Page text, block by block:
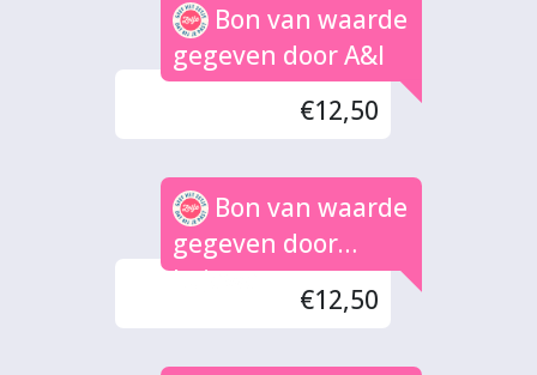
Bon van waarde
gegeven door A&I
€12,50
Bon van waarde
gegeven door
Lujawa
€12,50